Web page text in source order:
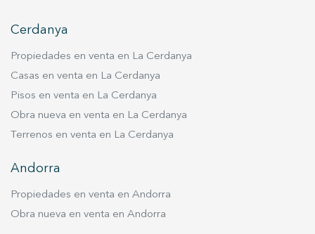
Cerdanya
Propiedades en venta en La Cerdanya
Casas en venta en La Cerdanya
Pisos en venta en La Cerdanya
Obra nueva en venta en La Cerdanya
Terrenos en venta en La Cerdanya
Andorra
Propiedades en venta en Andorra
Obra nueva en venta en Andorra